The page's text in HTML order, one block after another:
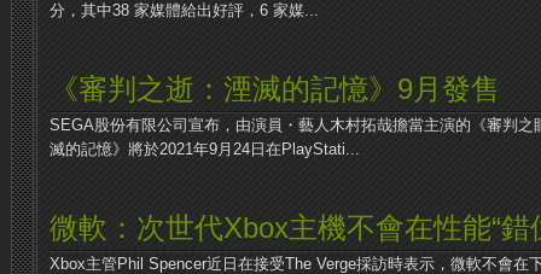
分，其中38 家媒體給出好評，6 家媒...
《審判之逝：湮滅的記憶》9月發售
SEGA股份有限公司宣布，由演員・藝人木村拓哉擔當主演的《審判
滅的記憶》將於2021年9月24日在PlayStati...
微軟：次世代Xbox主機不會在性能“錯
Xbox主管Phil Spencer近日在接受The Verge採訪時表示，微軟不會在